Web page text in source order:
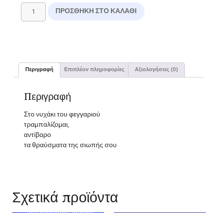
ΠΡΟΣΘΉΚΗ ΣΤΟ ΚΑΛΆΘΙ
Περιγραφή Επιπλέον πληροφορίες Αξιολογήσεις (0)
Περιγραφή
Στο νυχάκι του φεγγαριού
τραμπαλίζομαι,
αντίβαρο
τα θραύσματα της σιωπής σου
Σχετικά προϊόντα